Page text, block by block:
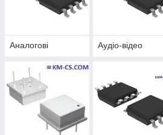
Аналогові Аудіо-відео